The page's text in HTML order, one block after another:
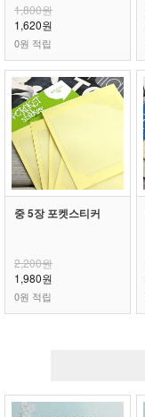
1,800원
1,620원
0원 적립
중 5장 포켓스티커
2,200원
1,980원
0원 적립